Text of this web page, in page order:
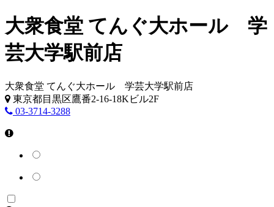
大衆食堂 てんぐ大ホール 学
芸大学駅前店
大衆食堂 てんぐ大ホール 学芸大学駅前店
東京都目黒区鷹番2-16-18Kビル2F
03-3714-3288